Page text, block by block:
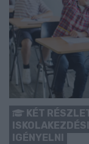
KÉT
IGÉNYELNI